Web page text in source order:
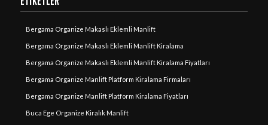
Bergama Organize Makaslı Eklemli Manlift
Bergama Organize Makaslı Eklemli Manlift Kiralama
Bergama Organize Makaslı Eklemli Manlift Kiralama Fiyatları
Bergama Organize Manlift Platform Kiralama Firmaları
Bergama Organize Manlift Platform Kiralama Fiyatları
Buca Ege Organize Kiralık Manlift